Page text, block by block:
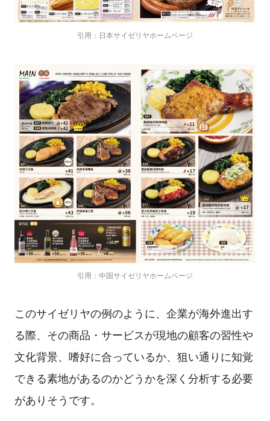
引用：日本サイゼリヤホームページ
引用：中国サイゼリヤホームページ
このサイゼリヤの例のように、企業が海外進出す
る際、その商品・サービスが現地の顧客の習性や
文化背景、嗜好に合っているか、狙い通りに知覚
できる素地があるのかどうかを深く分析する必要
がありそうです。